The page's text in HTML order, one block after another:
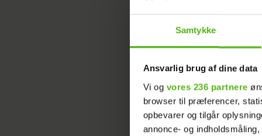
Samtykke
Ansvarlig brug af dine data
Vi og vores 236 partnere
browser til præferencer,
opbevarer og tilgår
annonce- og
64.000.
burde
Læs